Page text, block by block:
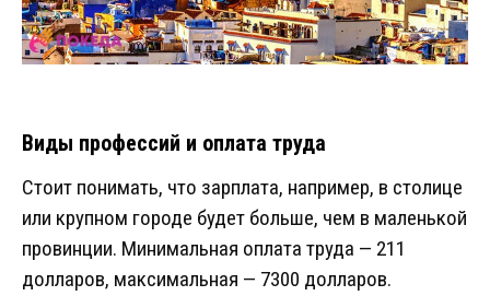
Виды профессий и оплата труда
Стоит понимать, что зарплата, например, в столице
или крупном городе будет больше, чем в маленькой
провинции. Минимальная оплата труда — 211
долларов, максимальная — 7300 долларов.